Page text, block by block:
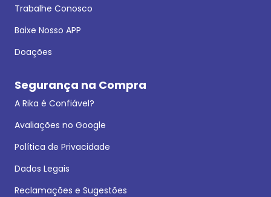
Trabalhe Conosco
Baixe Nosso APP
Doações
Segurança na Compra
A Rika é Confiável?
Avaliações no Google
Política de Privacidade
Dados Legais
Reclamações e Sugestões